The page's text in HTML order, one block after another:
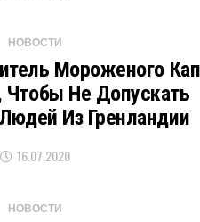
НОВОСТИ
Мороженого
Чтобы Не Допускать
Из Гренландии
16.07.2020
НОВОСТИ